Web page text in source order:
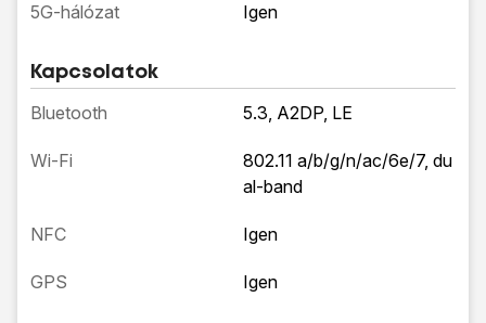
5G-hálózat Igen
Kapcsolatok
Bluetooth 5.3, A2DP, LE
Wi-Fi
802.11 a/b/g/n/ac/6e/7, du
al-band
NFC Igen
GPS Igen